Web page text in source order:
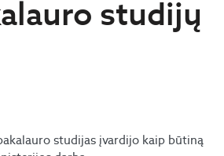
studijų
studijas įvardijo kaip būtiną